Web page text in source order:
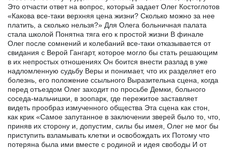
Это отчасти ответ на вопрос, который задает Олег Костоглотов
«Какова все-таки верхняя цена жизни? Сколько можно за нее
платить, а сколько нельзя?» Для Олега больничная палата
стала школой Понятна тяга его к простой жизни В финале
Олег после сомнений и колебаний все-таки отказывается от
свидания с Верой Гангарт, которое могло бы стать решающим
в их непростых отношениях Он боится внести разлад в уже
надломленную судьбу Веры и понимает, что их разделяет его
болезнь, его положение ссыльного Выразительна сцена, когда
перед отъездом Олег заходит по просьбе Демки, больного
соседа-мальчишки, в зоопарк, где пережитое заставляет
видеть прообраз измученного общества Эта сцена как стон,
как крик «Самое запутанное в заключении зверей было то, что,
приняв их сторону и, допустим, силы бы имея, Олег не мог бы
приступить взламывать клетки и освобождать их Потому что
потеряна была ими вместе с родиной и идея свободы И от